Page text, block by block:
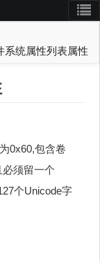
系统属性列表属性
0x60,包含卷
须留一个
个Unicode字